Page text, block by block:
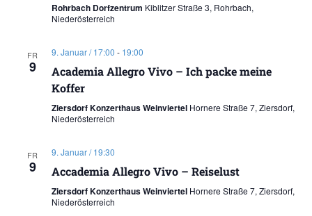
Rohrbach Dorfzentrum Kiblitzer Straße 3, Rohrbach,
Niederösterreich
FR
9
9. Januar / 17:00 - 19:00
Academia Allegro Vivo – Ich packe meine
Koffer
Ziersdorf Konzerthaus Weinviertel Hornere Straße 7, Ziersdorf,
Niederösterreich
FR
9
9. Januar / 19:30
Accademia Allegro Vivo – Reiselust
Ziersdorf Konzerthaus Weinviertel Hornere Straße 7, Ziersdorf,
Niederösterreich